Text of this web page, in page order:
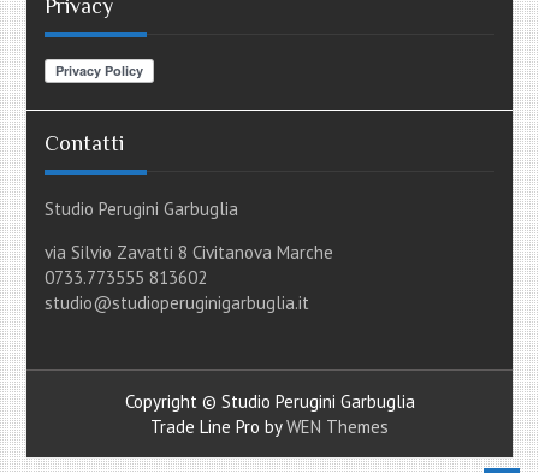
Privacy
Contatti
Studio Perugini Garbuglia
via Silvio Zavatti 8 Civitanova Marche
0733.773555 813602
studio@studioperuginigarbuglia.it
Copyright © Studio Perugini Garbuglia
Trade Line Pro byWEN Themes